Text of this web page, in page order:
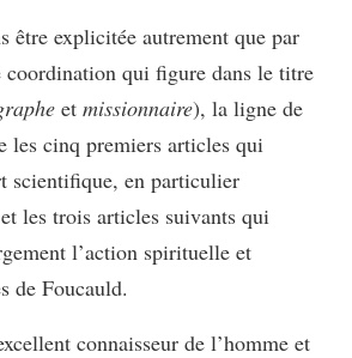
être explicitée autrement que par
qui figure dans le titre
et missionnaire), la ligne de
les cinq premiers articles qui
scientifique, en particulier
les trois articles suivants qui
l’action spirituelle et
de Foucauld.
connaisseur de l’homme et